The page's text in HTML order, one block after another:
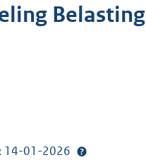
14-01-2026